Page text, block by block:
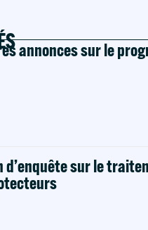
annonces sur le
d’enquête sur le